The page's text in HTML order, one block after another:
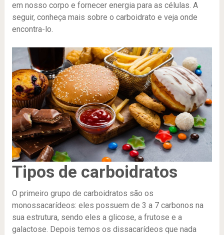
em nosso corpo e fornecer energia para as células. A
seguir, conheça mais sobre o carboidrato e veja onde
encontra-lo.
Tipos de carboidratos
O primeiro grupo de carboidratos são os
monossacarídeos: eles possuem de 3 a 7 carbonos na
sua estrutura, sendo eles a glicose, a frutose e a
galactose. Depois temos os dissacarídeos que nada